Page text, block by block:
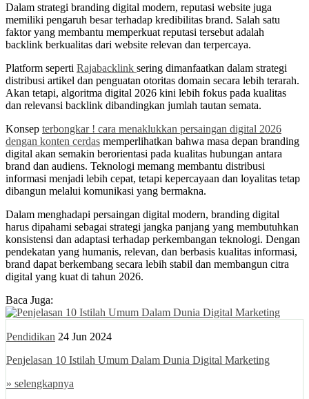
Dalam strategi branding digital modern, reputasi website juga
memiliki pengaruh besar terhadap kredibilitas brand. Salah satu
faktor yang membantu memperkuat reputasi tersebut adalah
backlink berkualitas dari website relevan dan terpercaya.
Platform seperti Rajabacklink sering dimanfaatkan dalam strategi
distribusi artikel dan penguatan otoritas domain secara lebih terarah.
Akan tetapi, algoritma digital 2026 kini lebih fokus pada kualitas
dan relevansi backlink dibandingkan jumlah tautan semata.
Konsep terbongkar ! cara menaklukkan persaingan digital 2026
dengan konten cerdas memperlihatkan bahwa masa depan branding
digital akan semakin berorientasi pada kualitas hubungan antara
brand dan audiens. Teknologi memang membantu distribusi
informasi menjadi lebih cepat, tetapi kepercayaan dan loyalitas tetap
dibangun melalui komunikasi yang bermakna.
Dalam menghadapi persaingan digital modern, branding digital
harus dipahami sebagai strategi jangka panjang yang membutuhkan
konsistensi dan adaptasi terhadap perkembangan teknologi. Dengan
pendekatan yang humanis, relevan, dan berbasis kualitas informasi,
brand dapat berkembang secara lebih stabil dan membangun citra
digital yang kuat di tahun 2026.
Baca Juga:
Pendidikan 24 Jun 2024
Penjelasan 10 Istilah Umum Dalam Dunia Digital Marketing
» selengkapnya